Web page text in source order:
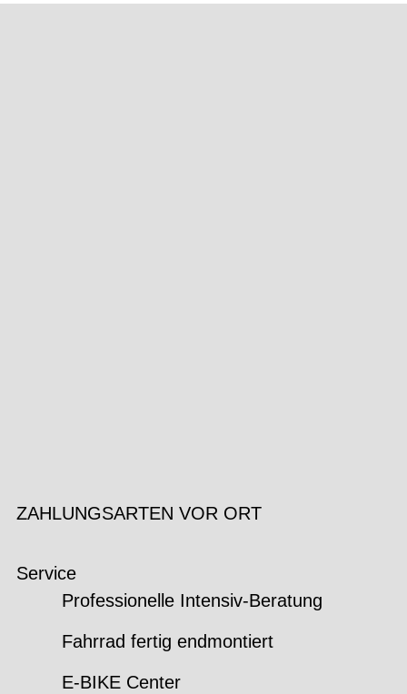
ZAHLUNGSARTEN VOR ORT
Service
Professionelle Intensiv-Beratung
Fahrrad fertig endmontiert
E-BIKE Center